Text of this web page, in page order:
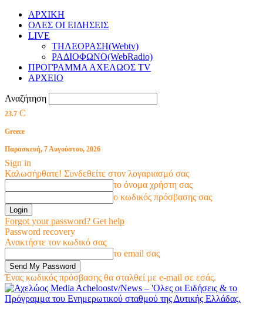
ΑΡΧΙΚΗ
ΟΛΕΣ ΟΙ ΕΙΔΗΣΕΙΣ
LIVE
ΤΗΛΕΟΡΑΣΗ(Webtv)
ΡΑΔΙΟΦΩΝΟ(WebRadio)
ΠΡΟΓΡΑΜΜΑ ΑΧΕΛΩΟΣ TV
ΑΡΧΕΙΟ
Αναζήτηση
23.7 C
Greece
Παρασκευή, 7 Αυγούστου, 2026
Sign in
Καλωσήρθατε! Συνδεθείτε στον λογαριασμό σας
το όνομα χρήστη σας
ο κωδικός πρόσβασης σας
Forgot your password? Get help
Password recovery
Ανακτήστε τον κωδικό σας
το email σας
Ένας κωδικός πρόσβασης θα σταλθεί με e-mail σε εσάς.
Acheloostv/News – 'Ολες οι Ειδήσεις & το
Πρόγραμμα του Ενημερωτικού σταθμού της Δυτικής Ελλάδας.